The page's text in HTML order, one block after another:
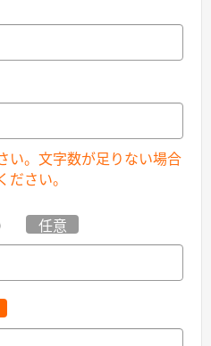
い。文字数が足りない場合
さい。
任意